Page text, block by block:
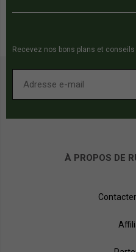
Recevez nos bons plans et conseils
À PROPOS DE